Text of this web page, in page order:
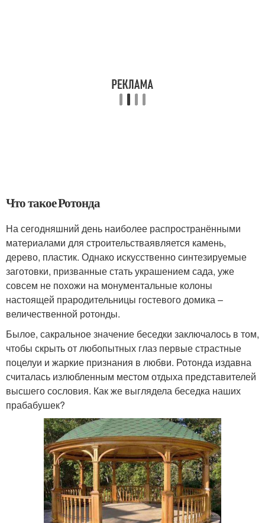
Что такое Ротонда
На сегодняшний день наиболее распространёнными
материалами для строительстваявляется камень,
дерево, пластик. Однако искусственно синтезируемые
заготовки, призванные стать украшением сада, уже
совсем не похожи на монументальные колоны
настоящей прародительницы гостевого домика –
величественной ротонды.
Былое, сакральное значение беседки заключалось в том,
чтобы скрыть от любопытных глаз первые страстные
поцелуи и жаркие признания в любви. Ротонда издавна
считалась излюбленным местом отдыха представителей
высшего сословия. Как же выглядела беседка наших
прабабушек?